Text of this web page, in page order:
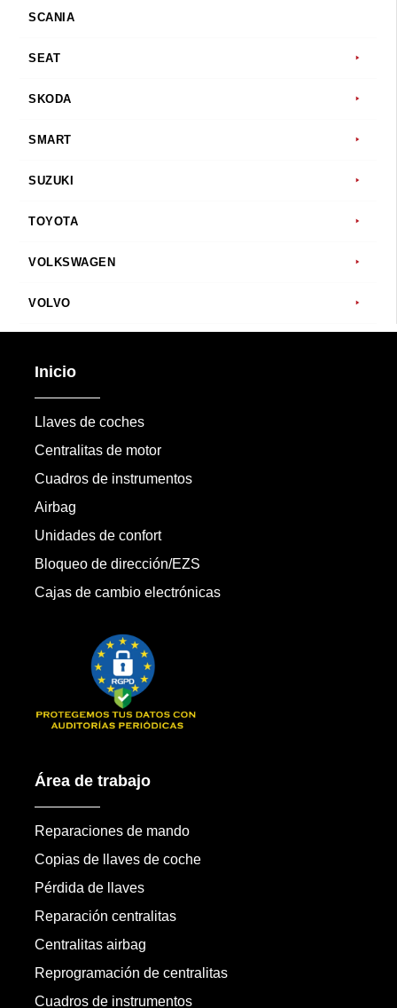
SCANIA
SEAT
SKODA
SMART
SUZUKI
TOYOTA
VOLKSWAGEN
VOLVO
Inicio
Llaves de coches
Centralitas de motor
Cuadros de instrumentos
Airbag
Unidades de confort
Bloqueo de dirección/EZS
Cajas de cambio electrónicas
Área de trabajo
Reparaciones de mando
Copias de llaves de coche
Pérdida de llaves
Reparación centralitas
Centralitas airbag
Reprogramación de centralitas
Cuadros de instrumentos